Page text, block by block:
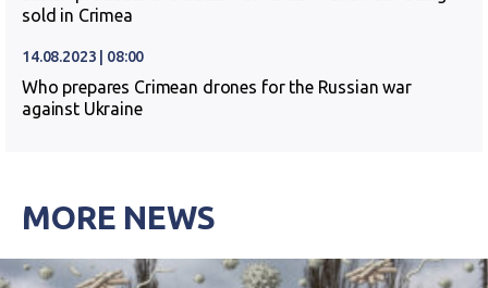
sold in Crimea
14.08.2023 | 08:00
Who prepares Crimean drones for the Russian war
against Ukraine
MORE NEWS